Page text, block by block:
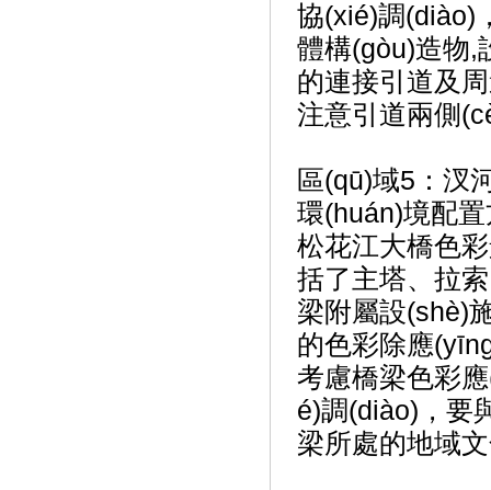
協(xié)調(diào)
體構(gòu)造物,
的連接引道及
注意引道兩側
區(qū)域5：汊
環(huán)境配
松花江大橋色彩
括了主塔、拉
梁附屬設(shè)
的色彩除應
考慮橋梁色彩
é)調(diào)，要
梁所處的地域文